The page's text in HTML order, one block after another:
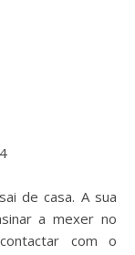
de casa. A sua
a mexer no
com o